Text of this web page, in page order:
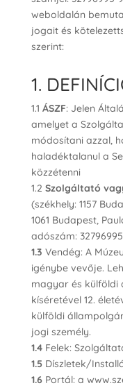
weboldalán
jogait és
szerint:
1.
1.1 ÁSZF: Jelen
amelyet a
módosítani azzal,
haladéktalanul a
közzétenni
1.2 Szolgáltató
(székhely: 1157
1061 Budapest,
adószám:
1.3 Vendég: A
igénybe vevője.
magyar és külföldi
kíséretével 12.
külföldi
jogi személy.
1.4Felek:
1.5Díszletek/
1.6Portál: a